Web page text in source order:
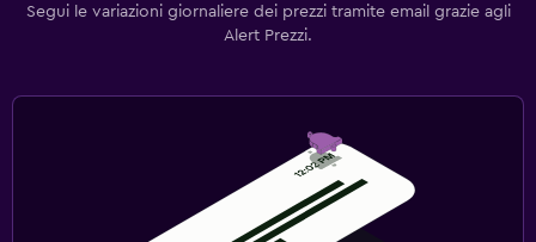
Segui le variazioni giornaliere dei prezzi tramite email grazie agli
Alert Prezzi.